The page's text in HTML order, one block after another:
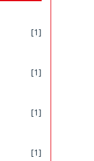
[1]
[1]
[1]
[1]